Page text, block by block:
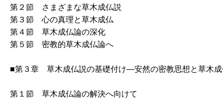
第２節 さまざまな草木成仏説
第３節 心の真理と草木成仏
第４節 草木成仏論の深化
第５節 密教的草木成仏論へ
■第３章 草木成仏説の基礎付け―安然の密教思想と草木
第１節 草木成仏論の解決へ向けて